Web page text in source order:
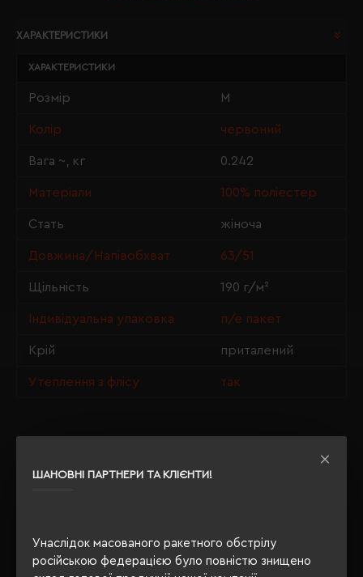
ШАНОВНІ ПАРТНЕРИ ТА КЛІЄНТИ!
Унаслідок масованого ракетного обстрілу
російською федерацією було повністю знищено
ХАРАКТЕРИСТИКИ
ХАРАКТЕРИСТИКИ
Розмір M
Колір червоний
Вага ~, кг 0.242
Матеріали 100% поліестер
Стать жіноча
Довжина/Напівобхват 63/51
Щільність 190 г/м²
Індивідуальна упаковка п/е пакет
Крій приталений
Утеплення з флісу так